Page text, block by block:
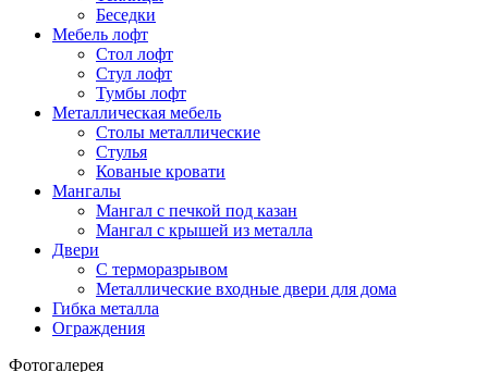
Беседки
Мебель лофт
Стол лофт
Стул лофт
Тумбы лофт
Металлическая мебель
Столы металлические
Стулья
Кованые кровати
Мангалы
Мангал с печкой под казан
Мангал с крышей из металла
Двери
C терморазрывом
Металлические входные двери для дома
Гибка металла
Ограждения
Фотогалерея